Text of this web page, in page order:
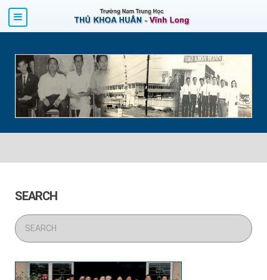
SEARCH